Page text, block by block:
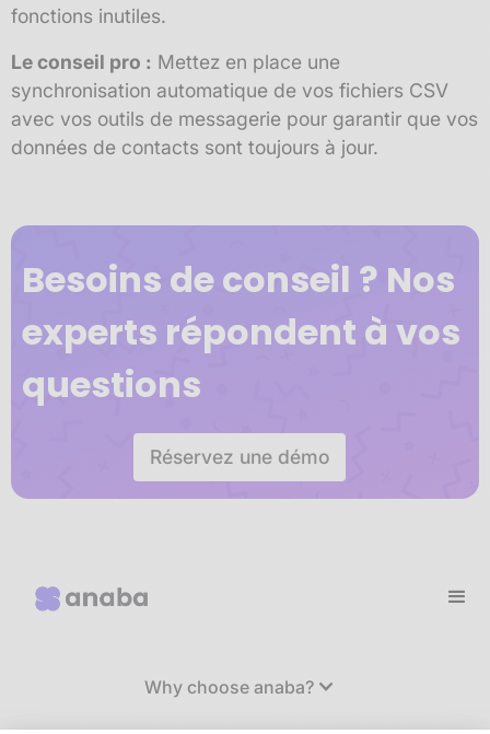
fonctions inutiles.
Le conseil pro : Mettez en place une
synchronisation automatique de vos fichiers CSV
avec vos outils de messagerie pour garantir que vos
données de contacts sont toujours à jour.
Besoins de conseil ? Nos
experts répondent à vos
questions
Réservez une démo
Why choose anaba?